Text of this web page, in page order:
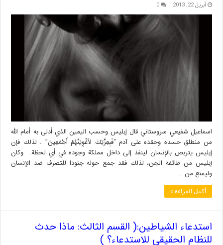
أبريل 22, 2013 0
اسماعيل شفيعي سروستاني قال إبليس وحسب اليمين الذي أدلى به أمام الله
من منطلق حسده وحقده على آدم “فَبِعِزَّتِكَ لأغْوِيَنَّهُمْ أَجْمَعِينَ” . لذلك فإن
إبليس يتربص بالإنسان لينفذ إلى داخل مملكة وجوده في أي لحظة. وكان
إبليس من طائفة الجن، لذلك فقد جمع حوله جنودا للتصرف ضد الإنسان
وليمنع من …
أكمل القراءة »
استدعاء الشياطين:( القسم الثالث: ماذا حدث
للنظام الحقيقي للاستدعاء؟ )